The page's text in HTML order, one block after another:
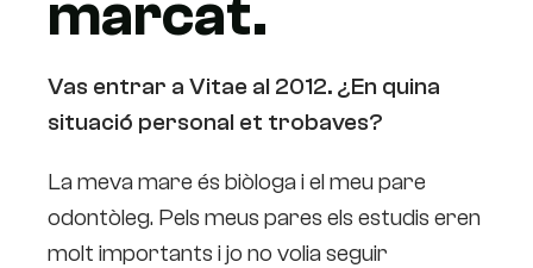
marcat.
Vas entrar a Vitae al 2012. ¿En quina
situació personal et trobaves?
La meva mare és biòloga i el meu pare
odontòleg. Pels meus pares els estudis eren
molt importants i jo no volia seguir